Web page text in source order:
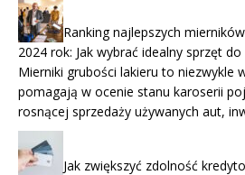
Ranking najlepszych
2024 rok: Jak wybrać idealny sprzęt
Mierniki grubości lakieru to niezwykle
pomagają w ocenie stanu karoserii
rosnącej sprzedaży używanych aut,
Jak zwiększyć zdolność